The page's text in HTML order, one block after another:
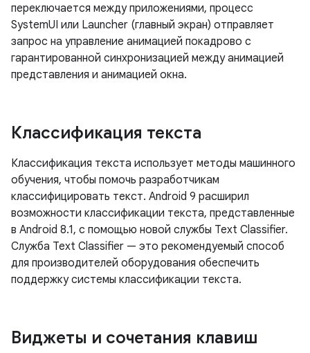
переключается между приложениями, процесс
SystemUI или Launcher (главный экран) отправляет
запрос на управление анимацией покадрово с
гарантированной синхронизацией между анимацией
представления и анимацией окна.
Классификация текста
Классификация текста использует методы машинного
обучения, чтобы помочь разработчикам
классифицировать текст. Android 9 расширил
возможности классификации текста, представленные
в Android 8.1, с помощью новой службы Text Classifier.
Служба Text Classifier — это рекомендуемый способ
для производителей оборудования обеспечить
поддержку системы классификации текста.
Виджеты и сочетания клавиш